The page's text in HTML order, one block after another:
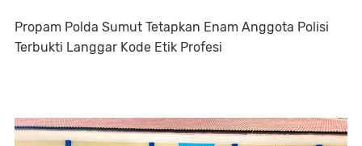
Propam Polda Sumut Tetapkan Enam Anggota Polisi
Terbukti Langgar Kode Etik Profesi